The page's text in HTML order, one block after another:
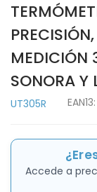
MEDICIÓN
SONORA Y
UT305R EAN13:
Accede a